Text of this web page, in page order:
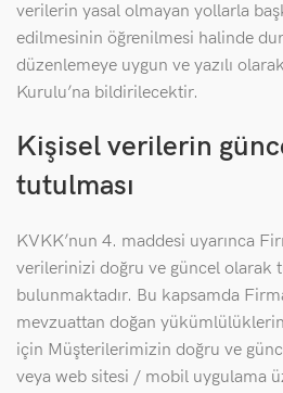
verilerin yasal olmayan yollarla
edilmesinin öğrenilmesi halinde
düzenlemeye uygun ve yazılı
Kurulu’na bildirilecektir.
Kişisel verilerin
tutulması
KVKK’nun 4. maddesi uyarınca
verilerinizi doğru ve güncel olarak
bulunmaktadır. Bu kapsamda
mevzuattan doğan
için Müşterilerimizin doğru ve
veya web sitesi / mobil uygulama